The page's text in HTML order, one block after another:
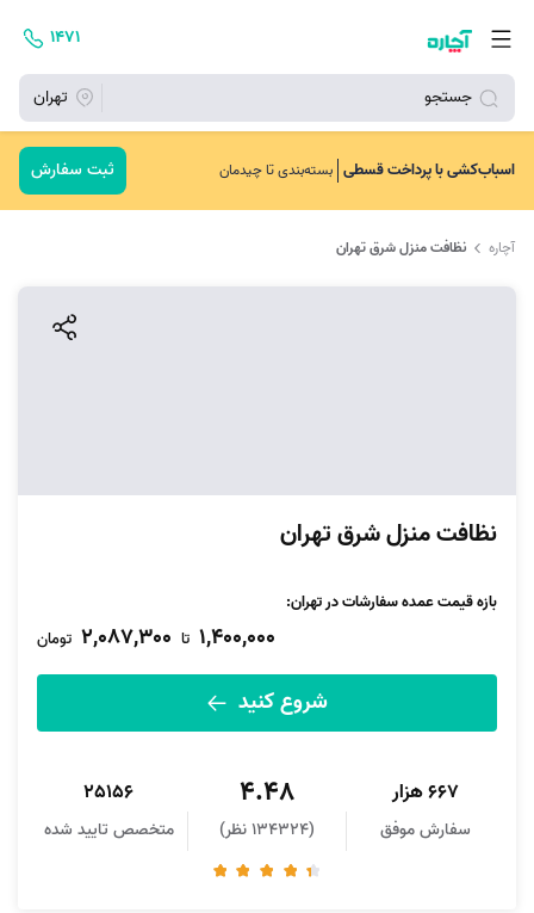
جستجو تهران
۱۴۷۱
اسباب‌کشی با پرداخت قسطی بسته‌بندی تا چیدمان ثبت سفارش
آچاره نظافت منزل شرق تهران
نظافت منزل شرق تهران
بازه قیمت عمده سفارشات در تهران:
1,400,000 تا 2,087,300 تومان
شروع کنید
667 هزار
سفارش موفق
4.48
(134324 نظر)
25156
متخصص تایید شده